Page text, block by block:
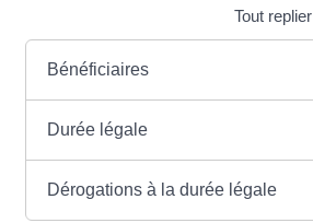
Tout replier
Bénéficiaires
Durée légale
Dérogations à la durée légale